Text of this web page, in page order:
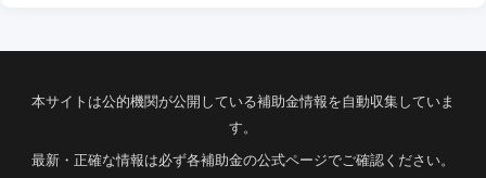
本サイトは公的機関が公開している補助金情報を自動収集していま
す。
最新・正確な情報は必ず各補助金の公式ページでご確認ください。